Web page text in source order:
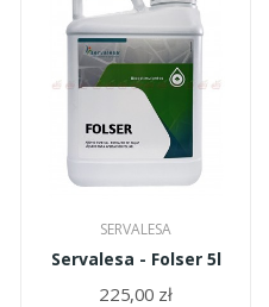
SERVALESA
Servalesa - Folser 5l
225,00 zł